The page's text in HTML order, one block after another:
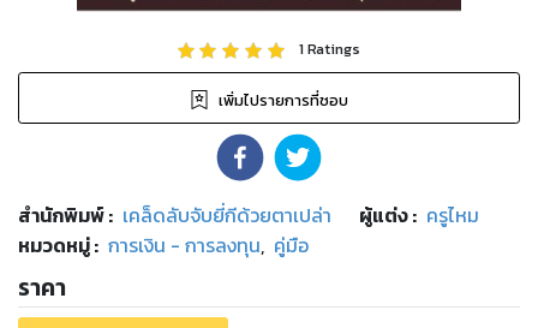
1Ratings
เพิ่มไปรายการที่ชอบ
สำนักพิมพ์: เคล็ดลับจับยี่กีด้วยตาเปล่า ผู้แต่ง : ครูไหม
หมวดหมู่: การเงิน - การลงทุน, คู่มือ
ราคา